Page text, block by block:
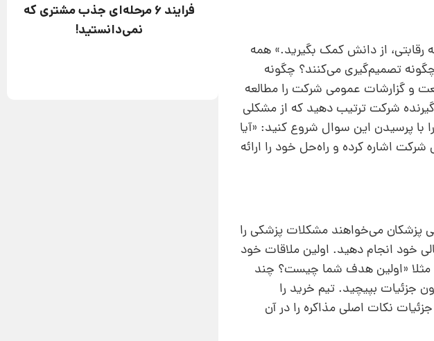
رقابتی، از دانش کمک بگیرید.» همه
تصمیم‌گیری می‌کنند؟ چگونه
و گزارشات عمومی شرکت را مطالعه
شرکت ترتیب دهید که از مشکلی
پرسیدن این سوال شروع کنید: «آیا
شرکت اشاره کرده و راه‌حل خود را ارائه
پزشکان می‌خواهند مشکلات پزشکی را
خود انجام دهید. اولین ملاقات خود
مثلا «اولین هدف شما چیست؟ چند
بپیچید. تیم خرید را
نکات اصلی مذاکره را در آن
فرایند 6 مرحله‌ای جذب مشتری که
نمی‌دانستید!